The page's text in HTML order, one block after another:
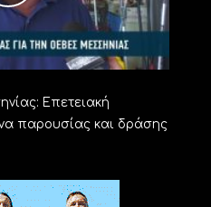
Επετειακή
παρουσίας και δράσης